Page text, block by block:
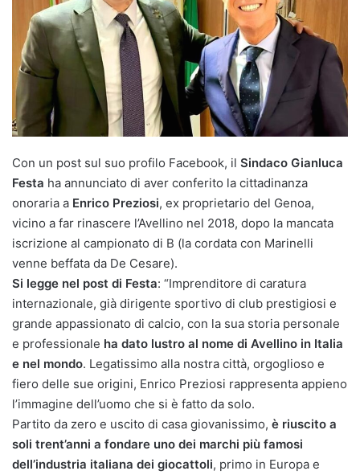
Con un post sul suo profilo Facebook, il Sindaco Gianluca
Festa ha annunciato di aver conferito la cittadinanza
onoraria a Enrico Preziosi, ex proprietario del Genoa,
vicino a far rinascere l’Avellino nel 2018, dopo la mancata
iscrizione al campionato di B (la cordata con Marinelli
venne beffata da De Cesare).
Si legge nel post di Festa: “Imprenditore di caratura
internazionale, già dirigente sportivo di club prestigiosi e
grande appassionato di calcio, con la sua storia personale
e professionale ha dato lustro al nome di Avellino in Italia
e nel mondo. Legatissimo alla nostra città, orgoglioso e
fiero delle sue origini, Enrico Preziosi rappresenta appieno
l’immagine dell’uomo che si è fatto da solo.
Partito da zero e uscito di casa giovanissimo, è riuscito a
soli trent’anni a fondare uno dei marchi più famosi
dell’industria italiana dei giocattoli, primo in Europa e